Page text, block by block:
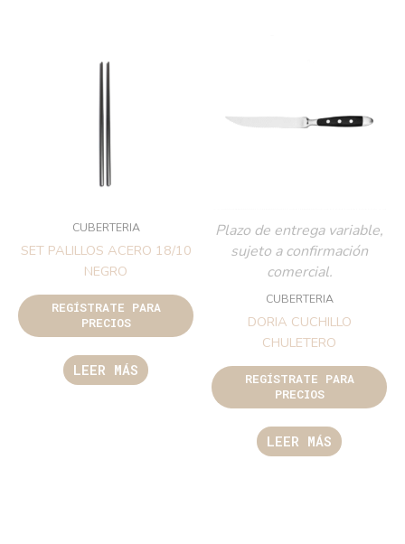
CUBERTERIA
SET PALILLOS ACERO 18/10
NEGRO
REGÍSTRATE PARA
PRECIOS
LEER MÁS
Plazo de entrega variable,
sujeto a confirmación
comercial.
CUBERTERIA
DORIA CUCHILLO
CHULETERO
REGÍSTRATE PARA
PRECIOS
LEER MÁS